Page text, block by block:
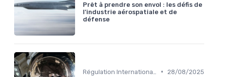
Prêt à prendre son envol : les défis de
l'industrie aérospatiale et de
défense
•
28/08/2025